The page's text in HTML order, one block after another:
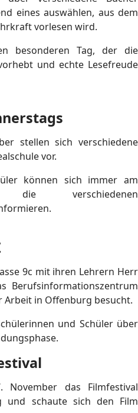
eines auswählen, aus dem
vorlesen wird.
besonderen Tag, der die
und echte Lesefreude
stellen sich verschiedene
vor.
können sich immer am
verschiedenen
9c mit ihren Lehrern Herr
Berufsinformationszentrum
Arbeit in Offenburg besucht.
und Schüler über
das Filmfestival
und schaute sich den Film